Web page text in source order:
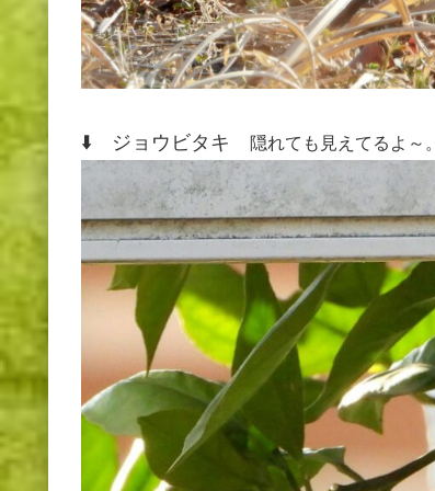
⬇️ ジョウビタキ 隠れても見えてるよ～。